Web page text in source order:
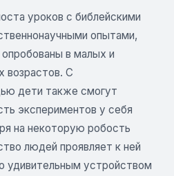
уроков с библейскими
опытами,
в малых и
возрастов. С
дети также смогут
экспериментов у себя
на некоторую робость
людей проявляет к ней
удивительным устройством